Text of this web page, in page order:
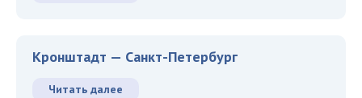
Кронштадт — Санкт-Петербург
Читать далее